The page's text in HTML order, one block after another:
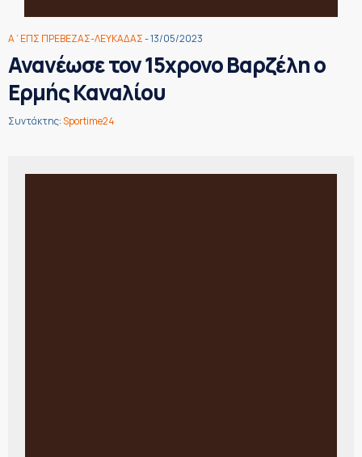
Α΄ΕΠΣ ΠΡΕΒΕΖΑΣ-ΛΕΥΚΑΔΑΣ- 13/05/2023
Ανανέωσε τον 15χρονο Βαρζέλη ο
Ερμής Καναλίου
Συντάκτης:Sportime24